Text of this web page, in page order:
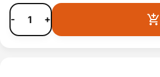
- +